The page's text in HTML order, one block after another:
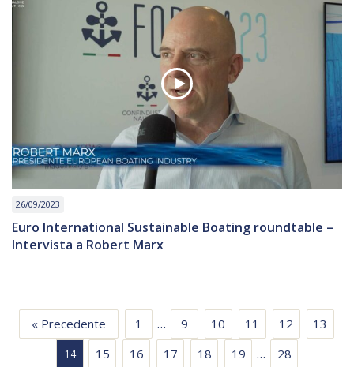
26/09/2023
Euro International Sustainable Boating roundtable –
Intervista a Robert Marx
« Precedente 1 … 9 10 11 12 13
14 15 16 17 18 19 … 28